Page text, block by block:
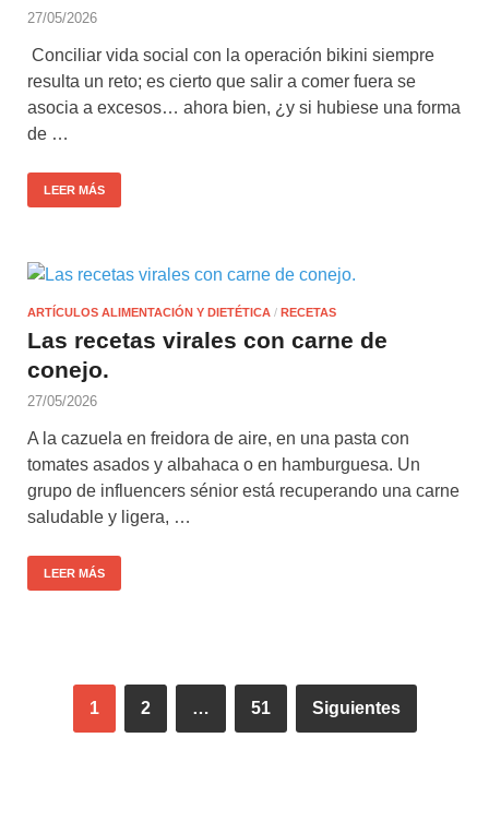
27/05/2026
Conciliar vida social con la operación bikini siempre
resulta un reto; es cierto que salir a comer fuera se
asocia a excesos… ahora bien, ¿y si hubiese una forma
de …
LEER MÁS
ARTÍCULOS ALIMENTACIÓN Y DIETÉTICA / RECETAS
Las recetas virales con carne de
conejo.
27/05/2026
A la cazuela en freidora de aire, en una pasta con
tomates asados y albahaca o en hamburguesa. Un
grupo de influencers sénior está recuperando una carne
saludable y ligera, …
LEER MÁS
1 2 … 51 Siguientes